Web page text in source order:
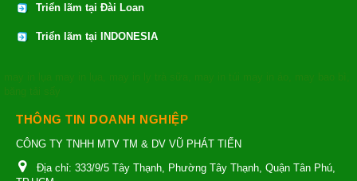
Triển lãm tại Đài Loan
Triển lãm tại INDONESIA
THÔNG TIN DOANH NGHIỆP
CÔNG TY TNHH MTV TM & DV VŨ PHÁT TIẾN
Địa chỉ: 333/9/5 Tây Thạnh, Phường Tây Thạnh, Quận Tân Phú,